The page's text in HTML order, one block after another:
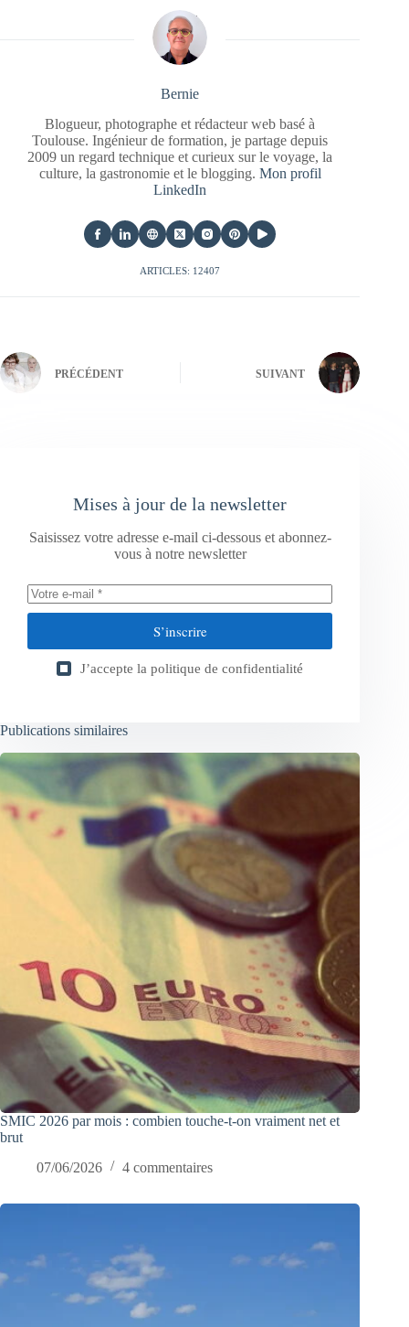
Bernie
Blogueur, photographe et rédacteur web basé à
Toulouse. Ingénieur de formation, je partage depuis
2009 un regard technique et curieux sur le voyage, la
culture, la gastronomie et le blogging. Mon profil
LinkedIn
ARTICLES: 12407
PRÉCÉDENT SUIVANT
Mises à jour de la newsletter
Saisissez votre adresse e-mail ci-dessous et abonnez-
vous à notre newsletter
S’inscrire
J’accepte la politique de confidentialité
Publications similaires
SMIC 2026 par mois : combien touche-t-on vraiment net et
brut
07/06/2026
4 commentaires